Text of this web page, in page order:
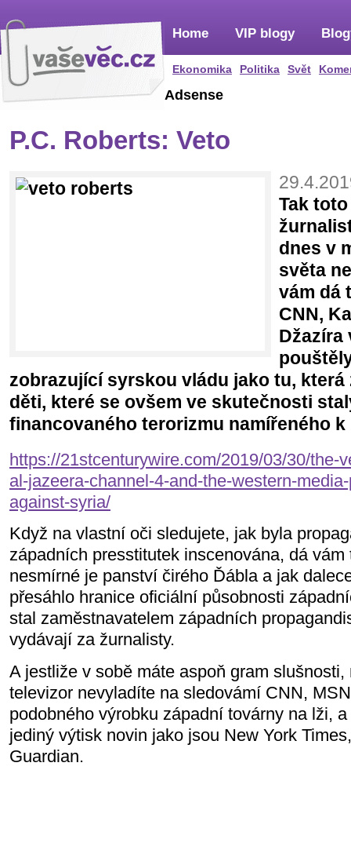
Home
Ekonomika Politika Svět
VIP blogy
Adsense
P.C. Roberts: Veto
Tak
dnes v
světa
vám dá
CNN,
Džazíra
zobrazující syrskou vládu jako tu,
děti, které se ovšem ve skutečnosti
financovaného terorizmu namířeného
https://21stcenturywire.com/2019/03/30/the-
al-jazeera-channel-4-and-the-western-
against-syria/
Když na vlastní oči sledujete, jak byla
západních presstitutek inscenována, dá
nesmírné je panství čirého Ďábla a jak
přesáhlo hranice oficiální působnosti
stal zaměstnavatelem západních
vydávají za žurnalisty.
A jestliže v sobě máte aspoň gram
televizor nevyladíte na sledovámí CNN,
podobného výrobku západní továrny na lži,
jediný výtisk novin jako jsou New York
Guardian.